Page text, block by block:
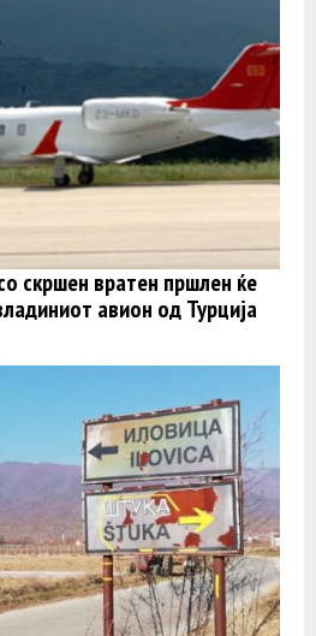
скршен вратен пршлен ќе
авион од Турција